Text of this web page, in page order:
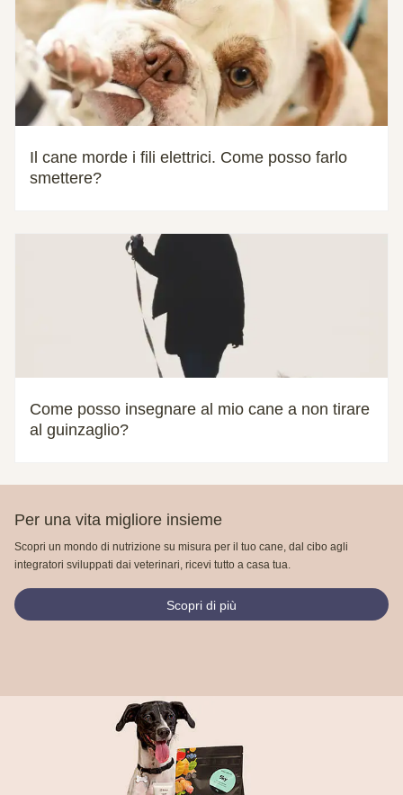
Il cane morde i fili elettrici. Come posso farlo
smettere?
Come posso insegnare al mio cane a non tirare
al guinzaglio?
Per una vita migliore insieme
Scopri un mondo di nutrizione su misura per il tuo cane, dal cibo agli
integratori sviluppati dai veterinari, ricevi tutto a casa tua.
Scopri di più